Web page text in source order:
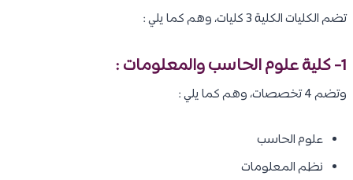
تضم الكليات الكلية 3 كليات، وهم كما يلي :
1- كلية علوم الحاسب والمعلومات :
وتضم 4 تخصصات، وهم كما يلي :
علوم الحاسب
نظم المعلومات